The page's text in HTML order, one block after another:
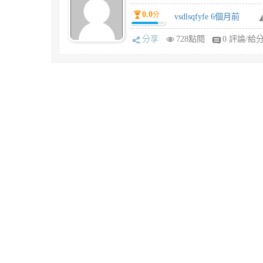
0.0分 vsdlsqfyfe 6個月前
分享 728點閱 0 評論/給